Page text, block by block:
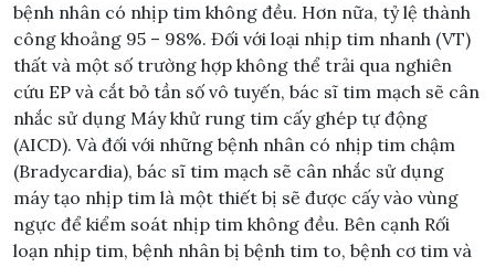
bệnh nhân có nhịp tim không đều. Hơn nữa, tỷ lệ thành
công khoảng 95 – 98%. Đối với loại nhịp tim nhanh (VT)
thất và một số trường hợp không thể trải qua nghiên
cứu EP và cắt bỏ tần số vô tuyến, bác sĩ tim mạch sẽ cân
nhắc sử dụng Máy khử rung tim cấy ghép tự động
(AICD). Và đối với những bệnh nhân có nhịp tim chậm
(Bradycardia), bác sĩ tim mạch sẽ cân nhắc sử dụng
máy tạo nhịp tim là một thiết bị sẽ được cấy vào vùng
ngực để kiểm soát nhịp tim không đều. Bên cạnh Rối
loạn nhịp tim, bệnh nhân bị bệnh tim to, bệnh cơ tim và